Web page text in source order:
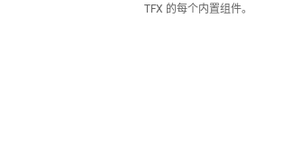
TFX 的每个内置组件。